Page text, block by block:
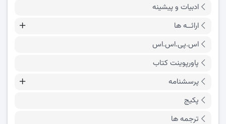
ادبیات و پیشینه
ارائــه ها
اس.پی.اس.اس
پاورپوینت کتاب
پرسشنامه
پکیج
ترجمه ها